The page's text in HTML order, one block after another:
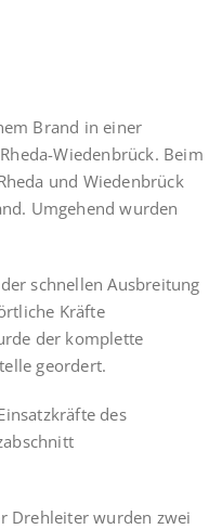
Brand in einer
Wiedenbrück. Beim
und Wiedenbrück
Umgehend wurden
schnellen Ausbreitung
Kräfte
der komplette
geordert.
des
Drehleiter wurden zwei